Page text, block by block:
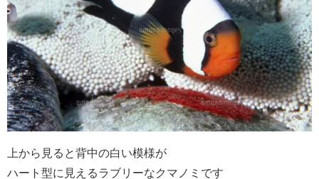
上から見ると背中の白い模様が
ハート型に見えるラブリーなクマノミです